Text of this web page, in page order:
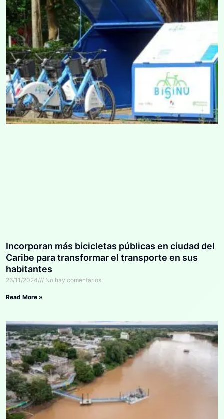
Incorporan más bicicletas públicas en ciudad del
Caribe para transformar el transporte en sus
habitantes
26/11/2024 No hay comentarios
Read More »